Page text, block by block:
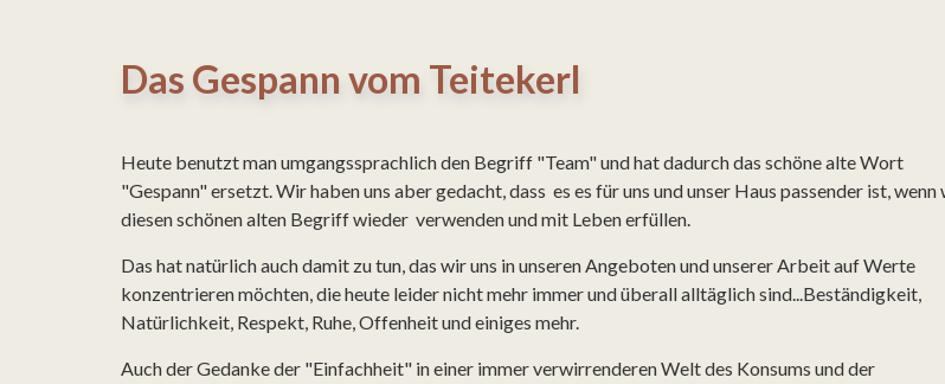
Das Gespann vom Teitekerl
Heute benutzt man umgangssprachlich den Begriff "Team" und hat dadurch das schöne alte Wort
"Gespann" ersetzt. Wir haben uns aber gedacht, dass es es für uns und unser Haus passender ist, wenn
diesen schönen alten Begriff wieder verwenden und mit Leben erfüllen.
Das hat natürlich auch damit zu tun, das wir uns in unseren Angeboten und unserer Arbeit auf Werte
konzentrieren möchten, die heute leider nicht mehr immer und überall alltäglich sind...Beständigkeit,
Natürlichkeit, Respekt, Ruhe, Offenheit und einiges mehr.
Auch der Gedanke der "Einfachheit" in einer immer verwirrenderen Welt des Konsums und der